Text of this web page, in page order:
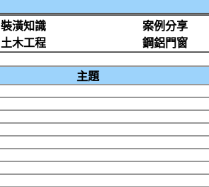
裝潢知識 案例分享
土木工程 鋼鋁門窗
主題